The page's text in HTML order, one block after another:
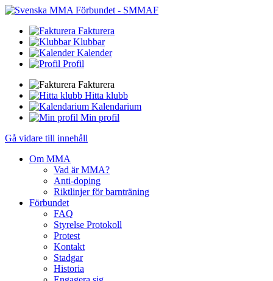
Fakturera
Klubbar
Kalender
Profil
Fakturera
Hitta klubb
Kalendarium
Min profil
Gå vidare till innehåll
Om MMA
Vad är MMA?
Anti-doping
Riktlinjer för barnträning
Förbundet
FAQ
Styrelse Protokoll
Protest
Kontakt
Stadgar
Historia